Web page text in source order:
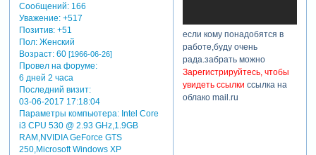
Сообщений:166
Уважение: +517
Позитив: +51
Пол:Женский
Возраст:60 [1966-06-26]
Провел на форуме:
6 дней 2 часа
Последний визит:
03-06-2017 17:18:04
Параметры компьютера:Intel Core
i3 CPU 530 @ 2.93 GHz,1.9GB
RAM,NVIDIA GeForce GTS
250,Microsoft Windows XP
если кому понадобятся в
работе,буду очень
рада.забрать можно
Зарегистрируйтесь, чтобы
увидеть ссылки ссылка на
облако mail.ru